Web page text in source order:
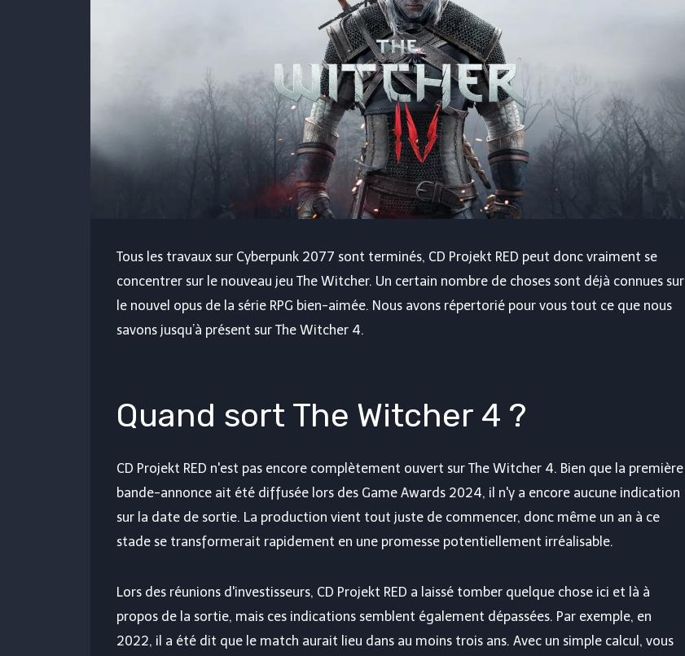
Tous les travaux sur Cyberpunk 2077 sont terminés, CD Projekt RED peut donc vraiment se
concentrer sur le nouveau jeu The Witcher. Un certain nombre de choses sont déjà connues sur
le nouvel opus de la série RPG bien-aimée. Nous avons répertorié pour vous tout ce que nous
savons jusqu’à présent sur The Witcher 4.
Quand sort The Witcher 4 ?
CD Projekt RED n'est pas encore complètement ouvert sur The Witcher 4. Bien que la première
bande-annonce ait été diffusée lors des Game Awards 2024, il n'y a encore aucune indication
sur la date de sortie. La production vient tout juste de commencer, donc même un an à ce
stade se transformerait rapidement en une promesse potentiellement irréalisable.
Lors des réunions d'investisseurs, CD Projekt RED a laissé tomber quelque chose ici et là à
propos de la sortie, mais ces indications semblent également dépassées. Par exemple, en
2022, il a été dit que le match aurait lieu dans au moins trois ans. Avec un simple calcul, vous